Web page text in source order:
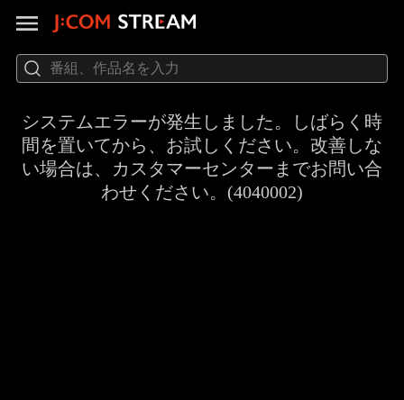
システムエラーが発生しました。しばらく時
間を置いてから、お試しください。改善しな
い場合は、カスタマーセンターまでお問い合
わせください。(4040002)